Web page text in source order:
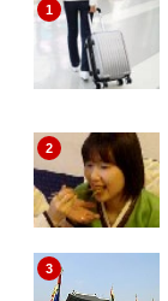
1
2
3